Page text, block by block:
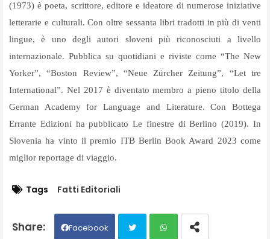
(1973) è poeta, scrittore, editore e ideatore di numerose iniziative
letterarie e culturali. Con oltre sessanta libri tradotti in più di venti
lingue, è uno degli autori sloveni più riconosciuti a livello
internazionale. Pubblica su quotidiani e riviste come “The New
Yorker”, “Boston Review”, “Neue Zürcher Zeitung”, “Let tre
International”. Nel 2017 è diventato membro a pieno titolo della
German Academy for Language and Literature. Con Bottega
Errante Edizioni ha pubblicato Le finestre di Berlino (2019). In
Slovenia ha vinto il premio ITB Berlin Book Award 2023 come
miglior reportage di viaggio.
Tags Fatti Editoriali
Facebook